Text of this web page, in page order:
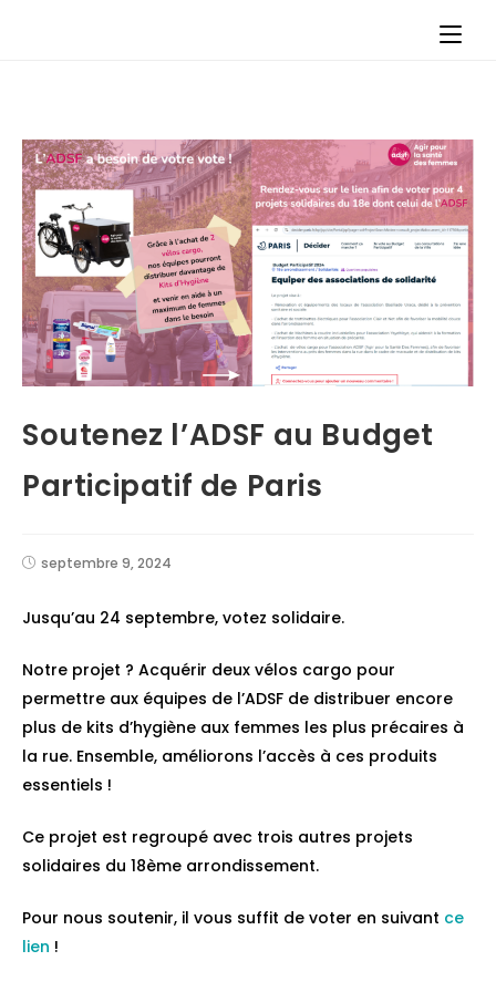
Soutenez l’ADSF au Budget
Participatif de Paris
septembre 9, 2024
Jusqu’au 24 septembre, votez solidaire.
Notre projet ? Acquérir deux vélos cargo pour
permettre aux équipes de l’ADSF de distribuer encore
plus de kits d’hygiène aux femmes les plus précaires à
la rue. Ensemble, améliorons l’accès à ces produits
essentiels !
Ce projet est regroupé avec trois autres projets
solidaires du 18ème arrondissement.
Pour nous soutenir, il vous suffit de voter en suivant ce
lien !